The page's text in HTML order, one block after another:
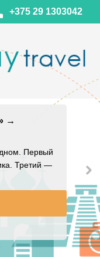
+375 29 1303042
Travel
→
Первый
Третий —